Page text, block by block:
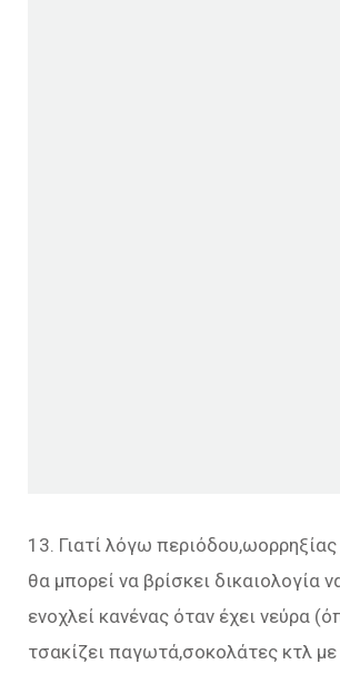
13. Γιατί λόγω
θα μπορεί να βρίσκει δικαιολογία
ενοχλεί κανένας όταν έχει νεύρα
τσακίζει παγωτά,σοκολάτες κτλ με